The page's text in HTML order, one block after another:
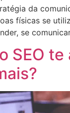
da
físicas se
se
SEO te